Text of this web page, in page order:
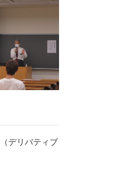
デリバティブ